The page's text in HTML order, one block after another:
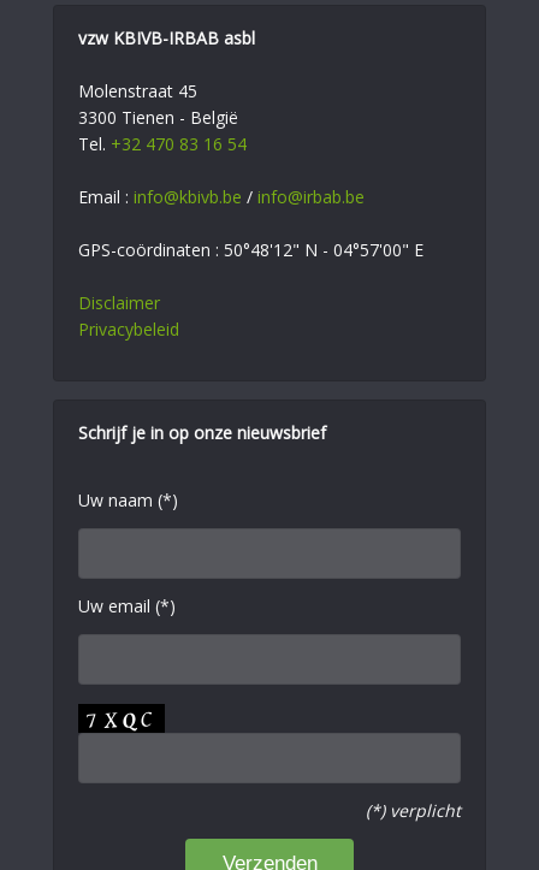
vzw KBIVB-IRBAB asbl
Molenstraat 45
3300 Tienen - België
Tel. +32 470 83 16 54
Email : info@kbivb.be / info@irbab.be
GPS-coördinaten : 50°48'12" N - 04°57'00" E
Disclaimer
Privacybeleid
Schrijf je in op onze nieuwsbrief
Uw naam (*)
Uw email (*)
(*) verplicht